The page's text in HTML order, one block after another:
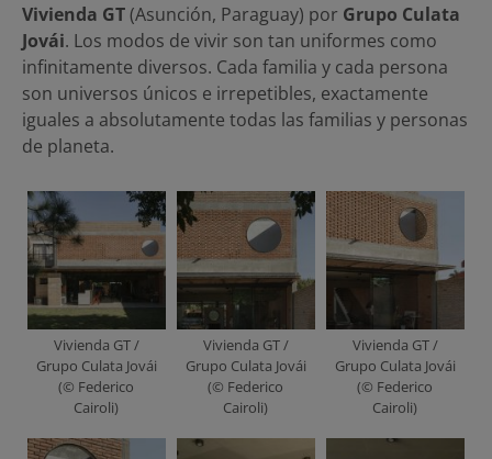
Vivienda GT(Asunción, Paraguay) por Grupo Culata
Jovái. Los modos de vivir son tan uniformes como
infinitamente diversos. Cada familia y cada persona
son universos únicos e irrepetibles, exactamente
iguales a absolutamente todas las familias y personas
de planeta.
Vivienda GT /
Grupo Culata Jovái
(© Federico
Cairoli)
Vivienda GT /
Grupo Culata Jovái
(© Federico
Cairoli)
Vivienda GT /
Grupo Culata Jovái
(© Federico
Cairoli)